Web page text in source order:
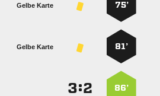
75’
Gelbe Karte
81’
Gelbe Karte
86’
: